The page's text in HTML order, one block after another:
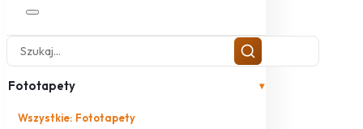
Fototapety ▾
Wszystkie: Fototapety